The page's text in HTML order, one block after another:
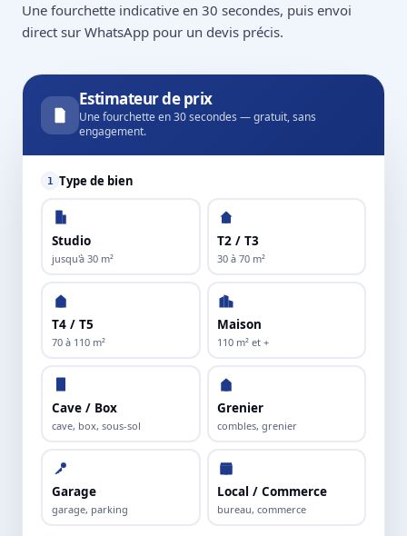
Une fourchette indicative en 30 secondes, puis envoi
direct sur WhatsApp pour un devis précis.
Estimateur de prix
Une fourchette en 30 secondes — gratuit, sans
engagement.
1 Type de bien
Studio
jusqu'à 30 m²
T2 / T3
30 à 70 m²
T4 / T5
70 à 110 m²
Maison
110 m² et +
Cave / Box
cave, box, sous-sol
Grenier
combles, grenier
Garage
garage, parking
Local / Commerce
bureau, commerce